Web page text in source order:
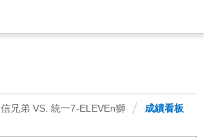
兄弟 VS. 統一7-ELEVEn獅 成績看板